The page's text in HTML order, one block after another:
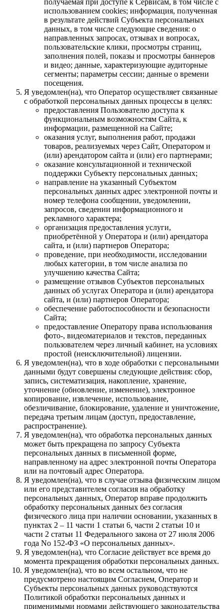
использованием cookies; информация, полученная
в результате действий Субъекта персональных
данных, в том числе следующие сведения: о
направленных запросах, отзывах и вопросах,
пользовательские клики, просмотры страниц,
заполнения полей, показы и просмотры баннеров
и видео; данные, характеризующие аудиторные
сегменты; параметры сессии; данные о времени
посещения.
Я уведомлен(на), что Оператор осуществляет связанные
с обработкой персональных данных процессы в целях:
предоставления Пользователю доступа к
функциональным возможностям Сайта, к
информации, размещенной на Сайте;
оказания услуг, выполнения работ, продажи
товаров, реализуемых через Сайт, Оператором и
(или) арендатором сайта и (или) его партнерами;
оказание консультационной и технической
поддержки Субъекту персональных данных;
направление на указанный Субъектом
персональных данных адрес электронной почты и
номер телефона сообщении, уведомлении,
запросов, сведении информационного и
рекламного характера;
организация предоставления услуги,
приобретённой у Оператора и (или) арендатора
сайта, и (или) партнеров Оператора;
проведение, при необходимости, исследовании
любых категории, в том числе анализа по
улучшению качества Сайта;
размещение отзывов Субъектов персональных
данных об услугах Оператора и (или) арендатора
сайта, и (или) партнеров Оператора;
обеспечение работоспособности и безопасности
Сайта;
предоставление Оператору права использования
фото-, видеоматериалов и текстов, переданных
пользователем через личный кабинет, на условиях
простой (неисключительной) лицензии.
Я уведомлен(на), что в ходе обработки с персональными
данными будут совершены следующие действия: сбор,
запись, систематизация, накопление, хранение,
уточнение (обновление, изменение), электронное
копирование, извлечение, использование,
обезличивание, блокирование, удаление и уничтожение,
передача третьим лицам (доступ, предоставление,
распространение).
Я уведомлен(на), что обработка персональных данных
может быть прекращена по запросу Субъекта
персональных данных в письменной форме,
направленному на адрес электронной почты Оператора
или на почтовый адрес Оператора.
Я уведомлен(на), что в случае отзыва физическим лицом
или его представителем согласия на обработку
персональных данных, Оператор вправе продолжить
обработку персональных данных без согласия
физического лица при наличии основании, указанных в
пунктах 2 – 11 части 1 статьи 6, части 2 статьи 10 и
части 2 статьи 11 Федерального закона от 27 июля 2006
года No 152-ФЗ «О персональных данных».
Я уведомлен(на), что Согласие действует все время до
момента прекращения обработки персональных данных.
Я уведомлен(на), что во всем остальном, что не
предусмотрено настоящим Согласием, Оператор и
Субъекты персональных данных руководствуются
Политикой обработки персональных данных и
применимыми нормами действующего законодательства